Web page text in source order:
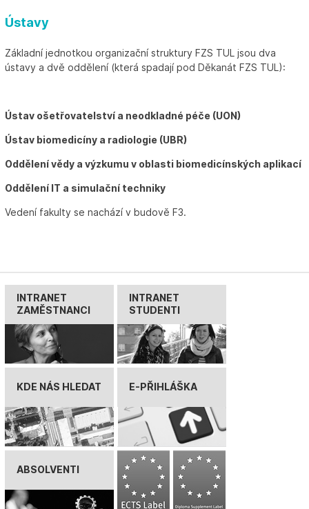
Ústavy
Základní jednotkou organizační struktury FZS TUL jsou dva
ústavy a dvě oddělení (která spadají pod Děkanát FZS TUL):
Ústav ošetřovatelství a neodkladné péče (UON)
Ústav biomedicíny a radiologie (UBR)
Oddělení vědy a výzkumu v oblasti biomedicínských aplikací
Oddělení IT a simulační techniky
Vedení fakulty se nachází v budově F3.
INTRANET
ZAMĚSTNANCI
INTRANET
STUDENTI
KDE NÁS HLEDAT E-PŘIHLÁŠKA
ABSOLVENTI